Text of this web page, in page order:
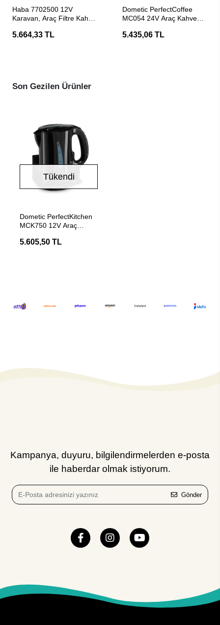
Haba 7702500 12V
Karavan, Araç Filtre Kahve
5.664,33 TL
Dometic PerfectCoffee
MC054 24V Araç Kahve
5.435,06 TL
Son Gezilen Ürünler
Tükendi
Dometic PerfectKitchen
MCK750 12V Araç
5.605,50 TL
Kampanya, duyuru, bilgilendirmelerden e-posta
ile haberdar olmak istiyorum.
Gönder